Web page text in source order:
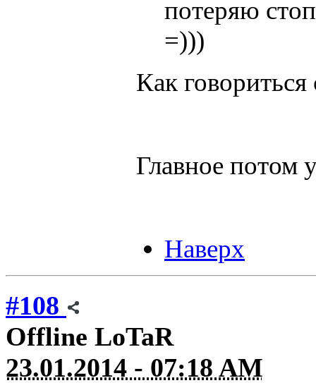
потеряю
=)))
Как
Главное потом
Наверх
#108
Offline LoTaR
23.01.2014 - 07:18 AM